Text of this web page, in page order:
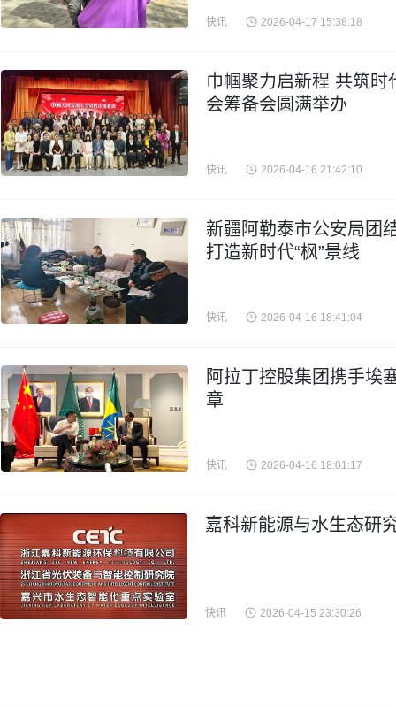
快讯 2026-04-17 15:38:18
巾帼聚力启新程 共筑
会筹备会圆满举办
快讯 2026-04-16 21:42:10
新疆阿勒泰市公安局团
打造新时代“枫”景线
快讯 2026-04-16 18:41:04
阿拉丁控股集团携手埃
章
快讯 2026-04-16 18:01:17
嘉科新能源与水生态研
快讯 2026-04-15 23:30:26